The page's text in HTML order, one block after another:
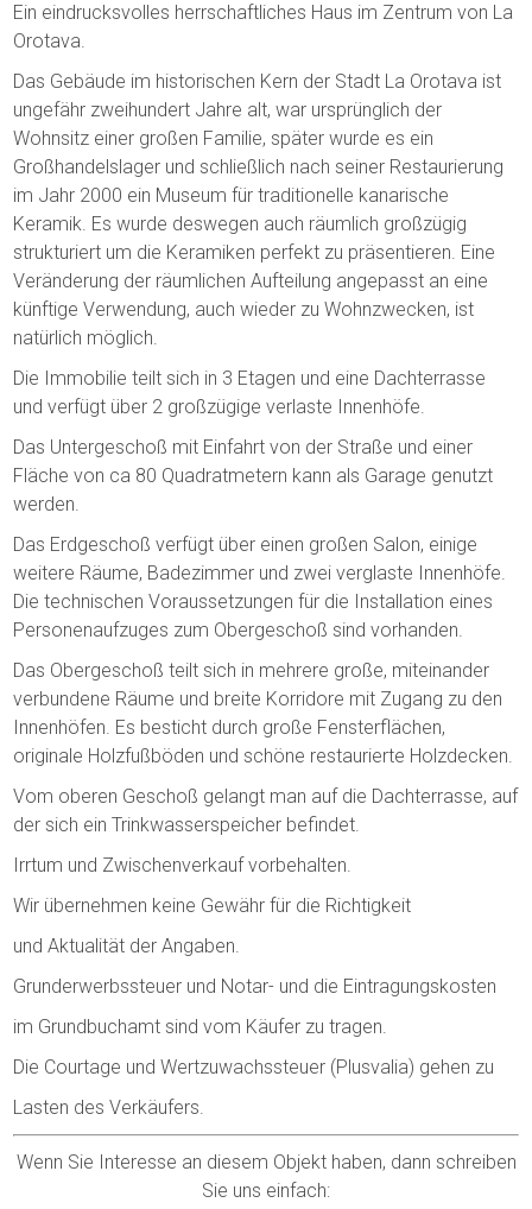
Ein eindrucksvolles herrschaftliches Haus im Zentrum von La
Orotava.
Das Gebäude im historischen Kern der Stadt La Orotava ist
ungefähr zweihundert Jahre alt, war ursprünglich der
Wohnsitz einer großen Familie, später wurde es ein
Großhandelslager und schließlich nach seiner Restaurierung
im Jahr 2000 ein Museum für traditionelle kanarische
Keramik. Es wurde deswegen auch räumlich großzügig
strukturiert um die Keramiken perfekt zu präsentieren. Eine
Veränderung der räumlichen Aufteilung angepasst an eine
künftige Verwendung, auch wieder zu Wohnzwecken, ist
natürlich möglich.
Die Immobilie teilt sich in 3 Etagen und eine Dachterrasse
und verfügt über 2 großzügige verlaste Innenhöfe.
Das Untergeschoß mit Einfahrt von der Straße und einer
Fläche von ca 80 Quadratmetern kann als Garage genutzt
werden.
Das Erdgeschoß verfügt über einen großen Salon, einige
weitere Räume, Badezimmer und zwei verglaste Innenhöfe.
Die technischen Voraussetzungen für die Installation eines
Personenaufzuges zum Obergeschoß sind vorhanden.
Das Obergeschoß teilt sich in mehrere große, miteinander
verbundene Räume und breite Korridore mit Zugang zu den
Innenhöfen. Es besticht durch große Fensterflächen,
originale Holzfußböden und schöne restaurierte Holzdecken.
Vom oberen Geschoß gelangt man auf die Dachterrasse, auf
der sich ein Trinkwasserspeicher befindet.
Irrtum und Zwischenverkauf vorbehalten.
Wir übernehmen keine Gewähr für die Richtigkeit
und Aktualität der Angaben.
Grunderwerbssteuer und Notar- und die Eintragungskosten
im Grundbuchamt sind vom Käufer zu tragen.
Die Courtage und Wertzuwachssteuer (Plusvalia) gehen zu
Lasten des Verkäufers.
Wenn Sie Interesse an diesem Objekt haben, dann schreiben
Sie uns einfach: